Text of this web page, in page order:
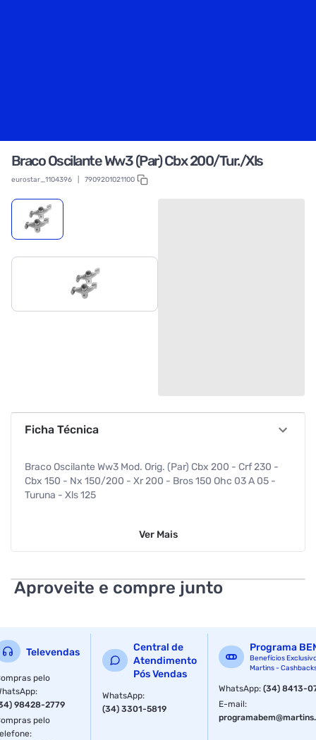
Braco Oscilante Ww3 (Par) Cbx 200/Tur./Xls
eurostar_1104396 7909201021100
Ficha Técnica
Braco Oscilante Ww3 Mod. Orig. (Par) Cbx 200 - Crf 230 -
Cbx 150 - Nx 150/200 - Xr 200 - Bros 150 Ohc 03 A 05 -
Turuna - Xls 125
Ver Mais
Aproveite e compre junto
Televendas
pelo
:
98428-2779
pelo
:
Central de
Atendimento
Pós Vendas
WhatsApp:
(34) 3301-5819
Programa
Benefícios
Martins -
WhatsApp:(34) 8413-
E-mail: